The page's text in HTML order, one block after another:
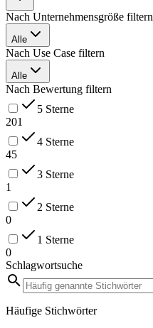
Nach Unternehmensgröße filtern
Alle
Nach Use Case filtern
Alle
Nach Bewertung filtern
5 Sterne
201
4 Sterne
45
3 Sterne
1
2 Sterne
0
1 Sterne
0
Schlagwortsuche
Häufige Stichwörter